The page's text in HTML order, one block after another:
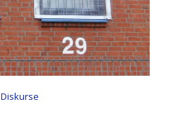
Diskurse